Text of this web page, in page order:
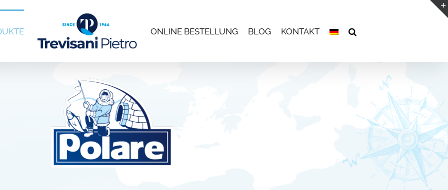
ONLINE BESTELLUNG BLOG KONTAKT